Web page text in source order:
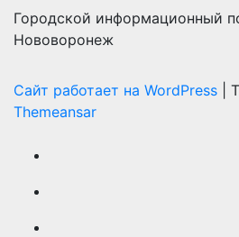
Городской информационный
Нововоронеж
Сайт работает на WordPress
Themeansar